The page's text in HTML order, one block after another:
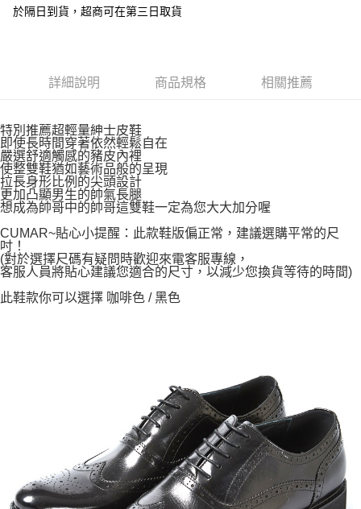
每筆NT$60，滿NT$1,000(含以上)免運費
於隔日到貨，超商可在第三日取貨
詳細說明 商品規格 相關推薦
特別推薦超輕量紳士皮鞋
即使長時間穿著依然輕鬆自在
嚴選舒適觸感的豬皮內裡
使整雙鞋猶如藝術品般的呈現
拉長身形比例的尖頭設計
更加凸顯男生的帥氣長腿
想成為帥哥中的帥哥這雙鞋一定為您大大加分喔
CUMAR~貼心小提醒：此款鞋版偏正常，建議選購平常的尺
吋！
(對於選擇尺碼有疑問時歡迎來電客服專線，
客服人員將貼心建議您適合的尺寸，以減少您換貨等待的時間)
此鞋款你可以選擇 咖啡色 / 黑色